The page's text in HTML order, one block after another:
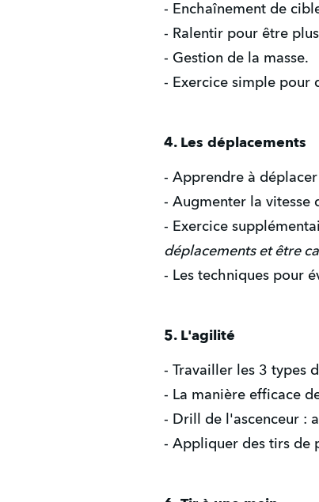
- Enchaînement de
- Ralentir pour être
- Gestion de la masse.
- Exercice simple pour
4. Les déplacements
- Apprendre à
- Augmenter la vitesse
- Exercice
déplacements et être
- Les techniques pour
5. L'agilité
- Travailler les 3 types
- La manière efficace
- Drill de l'ascenceur :
- Appliquer des tirs de